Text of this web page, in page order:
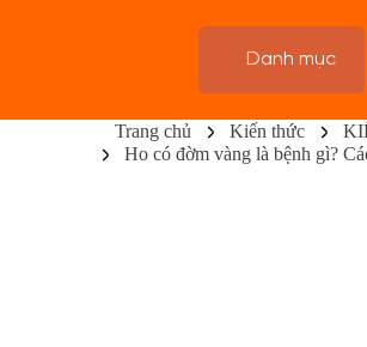
Danh mục
TRANG CHỦ
Trang chủ Kiến thức
Ho có đờm vàng là bệnh gì?